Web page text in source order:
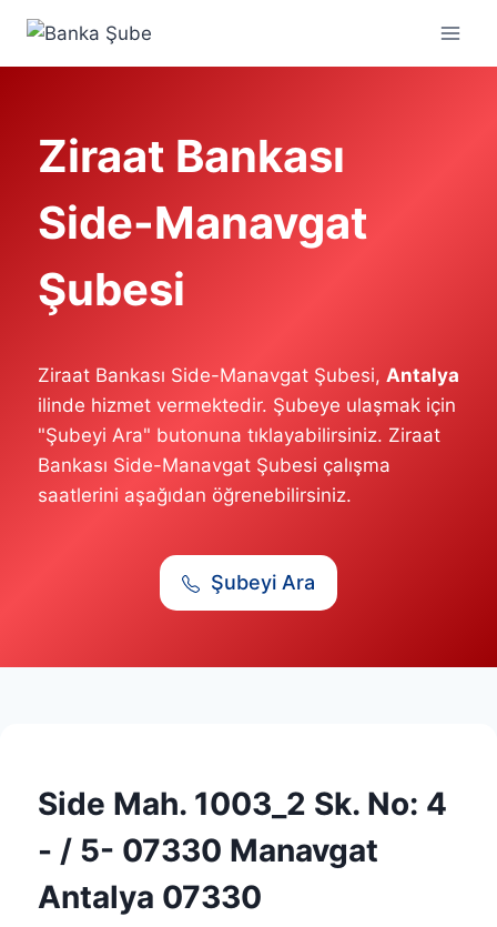
Skip
content
Ziraat Bankası
Side-Manavgat
Şubesi
Ziraat Bankası Side-Manavgat Şubesi, Antalya
ilinde hizmet vermektedir. Şubeye ulaşmak için
"Şubeyi Ara" butonuna tıklayabilirsiniz. Ziraat
Bankası Side-Manavgat Şubesi çalışma
saatlerini aşağıdan öğrenebilirsiniz.
Şubeyi Ara
Side Mah. 1003_2 Sk. No: 4
- / 5- 07330 Manavgat
Antalya 07330